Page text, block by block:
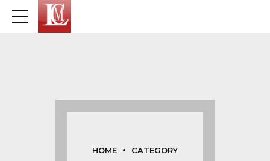
HOME CATEGORY